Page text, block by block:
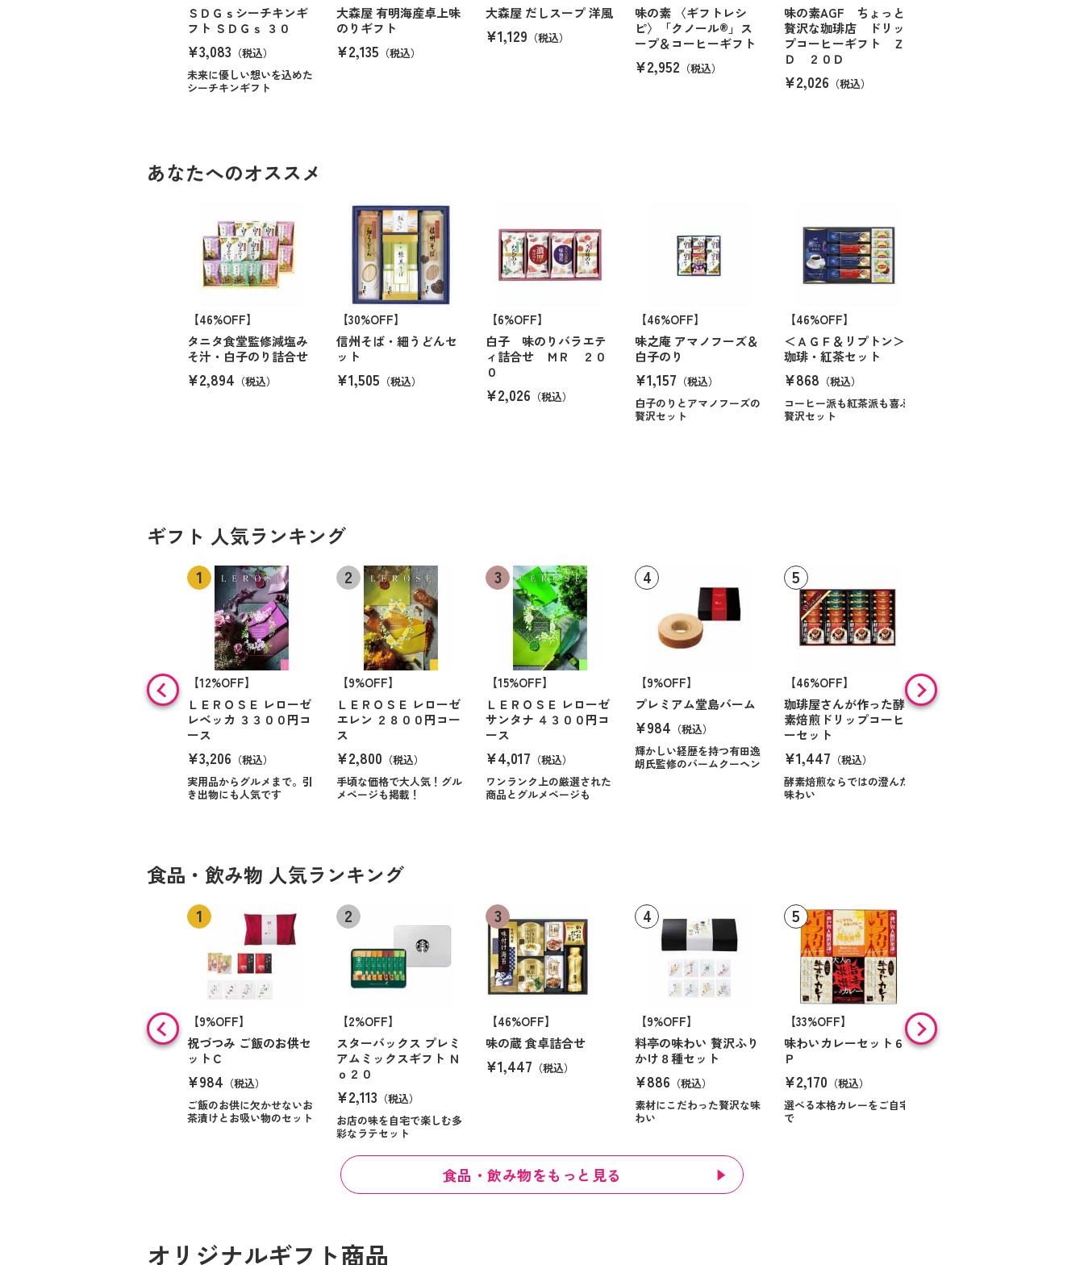
ＳＤＧｓシーチキンギ
フト ＳＤＧｓ ３０
¥3,083 （税込）
未来に優しい想いを込めた
シーチキンギフト
大森屋 有明海産卓上味
のりギフト
¥2,135 （税込）
大森屋 だしスープ 洋風
¥1,129 （税込）
味の素 〈ギフトレシ
ピ〉「クノール®」ス
ープ＆コーヒーギフト
¥2,952 （税込）
味の素AGF ちょっと
贅沢な珈琲店 ドリッ
プコーヒーギフト Ｚ
Ｄ ２０Ｄ
¥2,026 （税込）
あなたへのオススメ
【46%OFF】
タニタ食堂監修減塩み
そ汁・白子のり詰合せ
¥2,894 （税込）
【30%OFF】
信州そば・細うどんセ
ット
¥1,505 （税込）
【6%OFF】
白子 味のりバラエテ
ィ詰合せ ＭＲ ２０
０
¥2,026 （税込）
【46%OFF】
味之庵 アマノフーズ＆
白子のり
¥1,157 （税込）
白子のりとアマノフーズの
贅沢セット
【46%OFF】
＜ＡＧＦ＆リプトン＞
珈琲・紅茶セット
¥868 （税込）
コーヒー派も紅茶派も喜ぶ
贅沢セット
ギフト 人気ランキング
【12%OFF】
ＬＥＲＯＳＥ レローゼ
レベッカ ３３００円コ
ース
¥3,206 （税込）
実用品からグルメまで。引
き出物にも人気です
【9%OFF】
ＬＥＲＯＳＥ レローゼ
エレン ２８００円コー
ス
¥2,800 （税込）
手頃な価格で大人気！グル
メページも掲載！
【15%OFF】
ＬＥＲＯＳＥ レローゼ
サンタナ ４３００円コ
ース
¥4,017 （税込）
ワンランク上の厳選された
商品とグルメページも
【9%OFF】
プレミアム堂島バーム
¥984 （税込）
輝かしい経歴を持つ有田逸
朗氏監修のバームクーヘン
【46%OFF】
珈琲屋さんが作った酵
素焙煎ドリップコーヒ
ーセット
¥1,447 （税込）
酵素焙煎ならではの澄んだ
味わい
【9%OFF】
アラン・ド・パリ ショ
食品・飲み物 人気ランキング
【9%OFF】
祝づつみ ご飯のお供セ
ットＣ
¥984 （税込）
ご飯のお供に欠かせないお
茶漬けとお吸い物のセット
【2%OFF】
スターバックス プレミ
アムミックスギフト Ｎ
ｏ２０
¥2,113 （税込）
お店の味を自宅で楽しむ多
彩なラテセット
【46%OFF】
味の蔵 食卓詰合せ
¥1,447 （税込）
【9%OFF】
料亭の味わい 贅沢ふり
かけ８種セット
¥886 （税込）
素材にこだわった贅沢な味
わい
【33%OFF】
味わいカレーセット６
Ｐ
¥2,170 （税込）
選べる本格カレーをご自宅
で
【9%OFF】
味の素 「クノールＲ」
食品・飲み物をもっと見る
オリジナルギフト商品